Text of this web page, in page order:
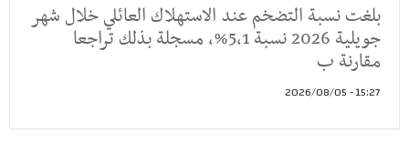
بلغت نسبة التضخم عند الاستهلاك العائلي خلال شهر
جويلية 2026 نسبة 5,1%، مسجلة بذلك تراجعا
مقارنة ب
15:27 - 2026/08/05